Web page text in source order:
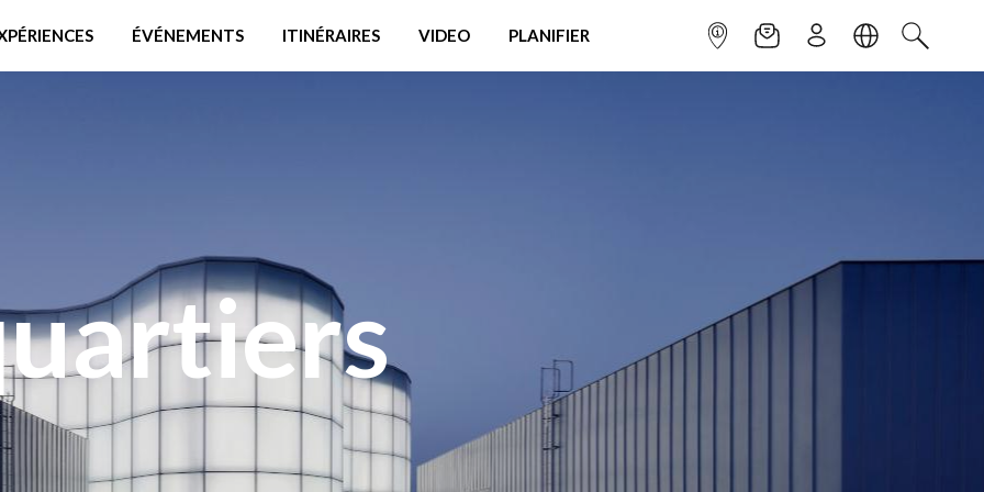
ÉVÉNEMENTS ITINÉRAIRES VIDEO PLANIFIER POINT INFONEWSLETTER
S'INSCRIRELANGUE